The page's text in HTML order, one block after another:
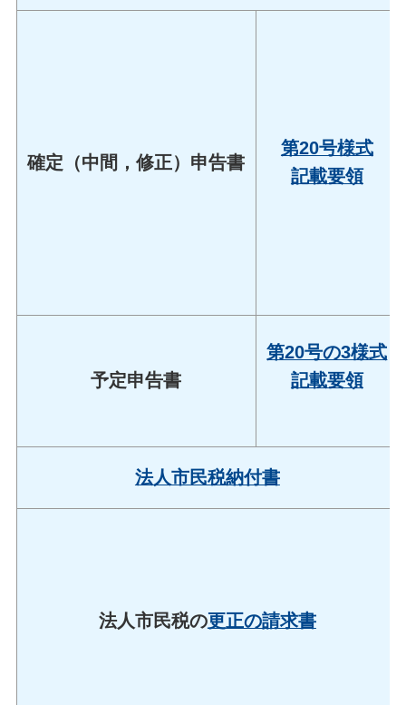
確定（中間，修正）申告書
第20号様式
記載要領
予定申告書
第20号の3様式
記載要領
法人市民税納付書
法人市民税の更正の請求書